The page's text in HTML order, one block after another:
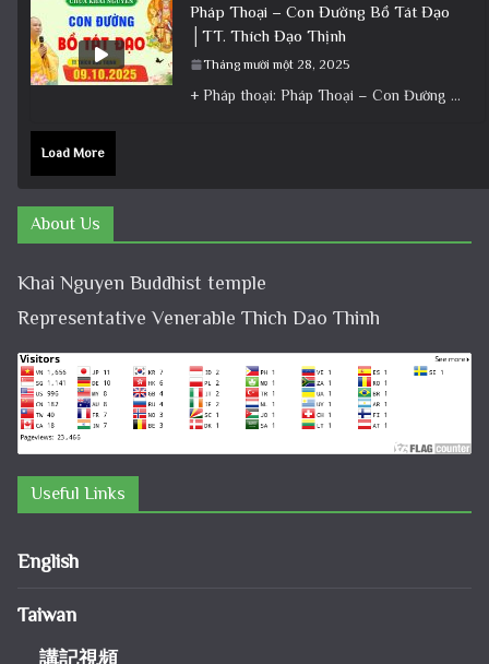
Pháp Thoại – Con Đường Bồ Tát Đạo
│TT. Thích Đạo Thịnh
Tháng mười một 28, 2025
+ Pháp thoại: Pháp Thoại – Con Đường Bồ Tát Đạo │TT. Thích Đạo Thịnh + Album: Pháp Thoại +
Load More
About Us
Khai Nguyen Buddhist temple
Representative Venerable Thich Dao Thinh
Useful Links
English
Taiwan
講記視頻